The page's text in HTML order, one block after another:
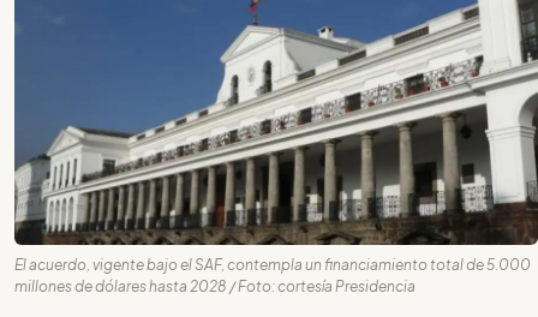
El acuerdo, vigente bajo el SAF, contempla un financiamiento total de 5.000
millones de dólares hasta 2028 / Foto: cortesía Presidencia